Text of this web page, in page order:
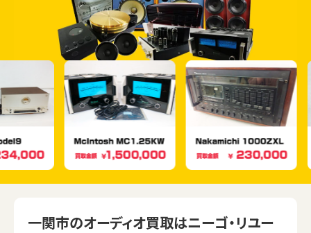
一関市のオーディオ買取はニーゴ・リユー